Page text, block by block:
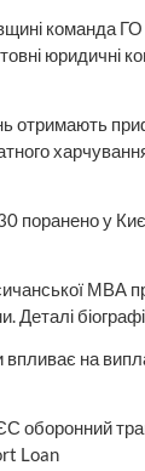
команда
юридичні
отримають
поранено у
МВА
на
оборонний
Loan